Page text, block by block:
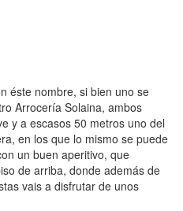
éste nombre, si bien uno se
Arrocería Solaina, ambos
y a escasos 50 metros uno del
en los que lo mismo se puede
un buen aperitivo, que
de arriba, donde además de
vais a disfrutar de unos